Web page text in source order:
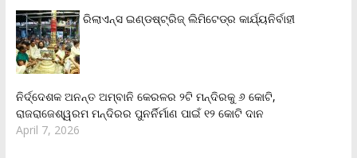
ରିଲାଏନ୍‌ସ ଇଣ୍ଡଷ୍ଟ୍ରିଜ୍ ଲିମିଟେଡ୍‌ର କାର୍ଯ୍ୟନିର୍ବାହୀ
ନିର୍ଦ୍ଦେଶକ ଅନନ୍ତ ଅମ୍ବାନି କେରଳର ୨ଟି ମନ୍ଦିରକୁ ୬ କୋଟି,
ରାଜରାଜେଶ୍ୱରମ ମନ୍ଦିରର ପୁନର୍ନିର୍ମାଣ ପାଇଁ ୧୨ କୋଟି ଦାନ
April 7, 2026